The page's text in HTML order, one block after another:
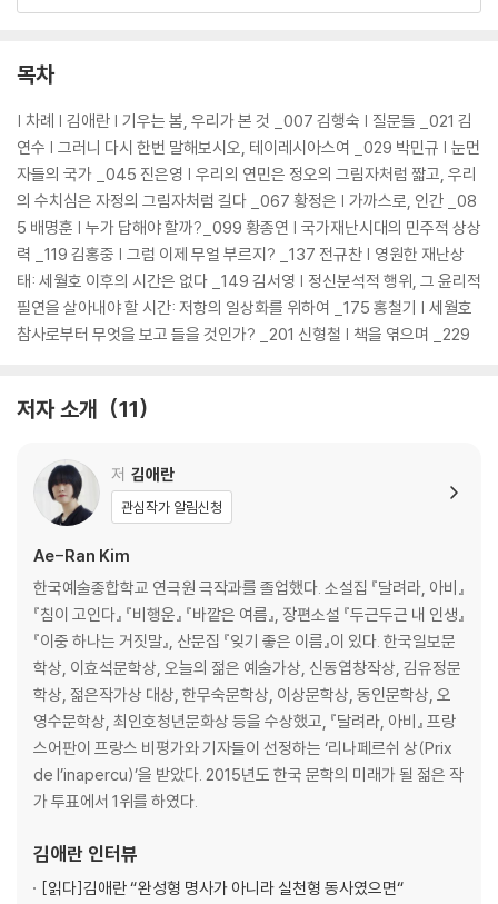
● 문학동네도 저자들의 뜻에 동참하고자 판매 수익금 전액을 기부합니다.
외하고 출판사가 수금하는 금액) 전액을 기부합니다. 10만 부 이후의 판매
류비와 제세공과금을 제외한 금액) 전액을 기부합니다.
세월호 특별법 제정 등 ‘세월호 참사를 잊지 않고자 하는 다양한 움직임’에
기부됩니다.
목차
| 차례 | 김애란 | 기우는 봄, 우리가 본 것 _007 김행숙 | 질문들 _021 김
연수 | 그러니 다시 한번 말해보시오, 테이레시아스여 _029 박민규 | 눈먼
자들의 국가 _045 진은영 | 우리의 연민은 정오의 그림자처럼 짧고, 우리
의 수치심은 자정의 그림자처럼 길다 _067 황정은 | 가까스로, 인간 _08
5 배명훈 | 누가 답해야 할까?_099 황종연 | 국가재난시대의 민주적 상상
력 _119 김홍중 | 그럼 이제 무얼 부르지? _137 전규찬 | 영원한 재난상
태: 세월호 이후의 시간은 없다 _149 김서영 | 정신분석적 행위, 그 윤리적
필연을 살아내야 할 시간: 저항의 일상화를 위하여 _175 홍철기 | 세월호
참사로부터 무엇을 보고 들을 것인가? _201 신형철 | 책을 엮으며 _229
저자 소개 11
저 김애란
관심작가 알림신청
Ae-Ran Kim
한국예술종합학교 연극원 극작과를 졸업했다. 소설집 『달려라, 아비』
『침이 고인다』 『비행운』 『바깥은 여름』, 장편소설 『두근두근 내 인생』
『이중 하나는 거짓말』, 산문집 『잊기 좋은 이름』이 있다. 한국일보문
학상, 이효석문학상, 오늘의 젊은 예술가상, 신동엽창작상, 김유정문
학상, 젊은작가상 대상, 한무숙문학상, 이상문학상, 동인문학상, 오
영수문학상, 최인호청년문화상 등을 수상했고, 『달려라, 아비』 프랑
스어판이 프랑스 비평가와 기자들이 선정하는 ‘리나페르쉬 상(Prix
de l’inapercu)’을 받았다. 2015년도 한국 문학의 미래가 될 젊은 작
가 투표에서 1위를 하였다.
김애란 인터뷰
[읽다]김애란 “완성형 명사가 아니라 실천형 동사였으면“